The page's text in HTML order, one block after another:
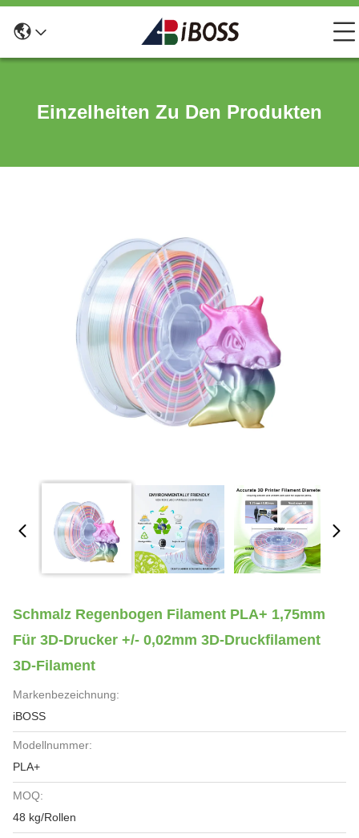
Einzelheiten Zu Den Produkten
Schmalz Regenbogen Filament PLA+ 1,75mm
Für 3D-Drucker +/- 0,02mm 3D-Druckfilament
3D-Filament
Markenbezeichnung:
iBOSS
Modellnummer:
PLA+
MOQ:
48 kg/Rollen